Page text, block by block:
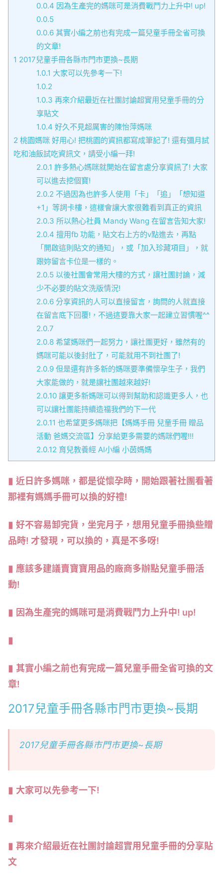
0.0.4 因為生產完的媽咪可是消費戰鬥力上升中! up!
0.0.5
0.0.6其實小編之前也有完成一篇兒童手冊全省可換
的文章!
1 2017兒童手冊各縣市門市更換~長期
1.0.1 大家可以先參考一下!
1.0.2
1.0.3 再來介紹最近在社團討論超實用兒童手冊的分
享貼文
1.0.4 好久不見超厲害的陳怡萍媽咪
2 桃園媽咪 好用心! 把桃園的資訊都寫成筆記了! 還有彌月試
吃和油飯試吃資訊文，請受小編一拜!
2.0.1 許多熱心媽咪就開始在留言處分享資訊了! 大家
可以進去挖個寶!
2.0.2 不過因為也許多人使用「卡」「追」「想知道
+1」等詞卡樓，這樣會讓大家很難看到真正的資訊
2.0.3 所以熱心社員 Mandy Wang 在留言告知大家!
2.0.4 擅用fb 功能，貼文右上方的v點進去，再點
「開啟這則貼文的通知」，或「加入珍藏項目」，就
跟妳留言卡位是一樣的。
2.0.5以後社團會常用大樓的方式，讓社團討論，減
少不必要的貼文洗版情況!
2.0.6分享資訊的人可以直接留言，詢問的人就直接
在留言底下回覆!，不過這要靠大家一起建立習慣喔^^
2.0.7
2.0.8希望媽咪們一起努力，讓社團更好，雖然有的
媽咪可能以後封肚了，可能就用不到社團了!
2.0.9但是還有許多新的媽咪要準備懷孕生子，我們
大家能做的，就是讓社團越來越好!
2.0.10讓更多新媽咪可以得到幫助和認識更多人，也
可以讓社團能持續造福我們的下一代
2.0.11 也希望更多媽咪把【媽媽手冊 兒童手冊 贈品
活動 爸媽交流區】分享給更多需要的媽咪們喔!!!
2.0.12 育兒教養經 AI小編 小茵媽媽
近日許多媽咪，都是從懷孕時，開始跟著社團看著
那裡有媽媽手冊可以換的好禮!
好不容易卸完貨，坐完月子，想用兒童手冊換些贈
品時! 才發現，可以換的，真是不多呀!
應該多建議賣寶寶用品的廠商多辦點兒童手冊活
動!
因為生產完的媽咪可是消費戰鬥力上升中! up!
其實小編之前也有完成一篇兒童手冊全省可換的文
章!
2017兒童手冊各縣市門市更換~長期
2017兒童手冊各縣市門市更換~長期
大家可以先參考一下!
再來介紹最近在社團討論超實用兒童手冊的分享貼
文